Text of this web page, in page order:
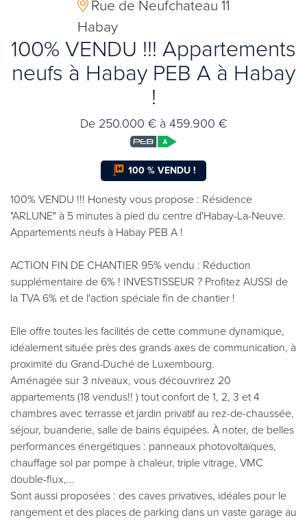
Rue de Neufchateau 11
Habay
De 250.000 € à 459.900 €
100% VENDU !!! Appartements
neufs à Habay PEB A à Habay
!
100 % VENDU !
100% VENDU !!! Honesty vous propose : Résidence
"ARLUNE" à 5 minutes à pied du centre d'Habay-La-Neuve.
Appartements neufs à Habay PEB A !
ACTION FIN DE CHANTIER 95% vendu : Réduction
supplémentaire de 6% ! INVESTISSEUR ? Profitez AUSSI de
la TVA 6% et de l'action spéciale fin de chantier !
Elle offre toutes les facilités de cette commune dynamique,
idéalement située près des grands axes de communication, à
proximité du Grand-Duché de Luxembourg.
Aménagée sur 3 niveaux, vous découvrirez 20
appartements (18 vendus!! ) tout confort de 1, 2, 3 et 4
chambres avec terrasse et jardin privatif au rez-de-chaussée,
séjour, buanderie, salle de bains équipées. À noter, de belles
performances énergétiques : panneaux photovoltaïques,
chauffage sol par pompe à chaleur, triple vitrage, VMC
double-flux,...
Sont aussi proposées : des caves privatives, idéales pour le
rangement et des places de parking dans un vaste garage au